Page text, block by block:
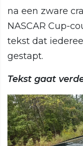
na een zware
NASCAR Cup-
tekst dat
gestapt.
Tekst gaat